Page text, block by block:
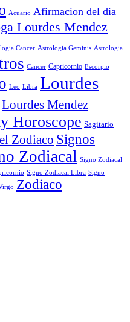
Acuario Afirmacion del dia
Lourdes Mendez
Cancer Astrologia Geminis Astrologia
Cancer Capricornio Escorpio
Leo Libra Lourdes
Lourdes Mendez
Horoscope Sagitario
Zodiaco Signos
Zodiacal Signo Zodiacal
Signo Zodiacal Libra Signo
Zodiaco